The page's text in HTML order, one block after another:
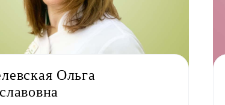
Ольга